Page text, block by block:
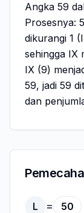
Angka 59
Prosesnya:
dikurangi 1
sehingga IX
IX (9)
59, jadi 59
dan
L = 50